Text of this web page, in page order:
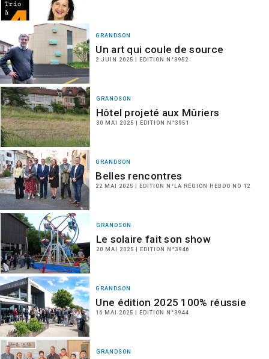
GRANDSON
Un art qui coule de source
2 JUIN 2025 | EDITION N°3952
GRANDSON
Hôtel projeté aux Mûriers
30 MAI 2025 | EDITION N°3951
GRANDSON
Belles rencontres
22 MAI 2025 | EDITION N°LA RÉGION HEBDO NO 12
GRANDSON
Le solaire fait son show
20 MAI 2025 | EDITION N°3946
GRANDSON
Une édition 2025 100% réussie
16 MAI 2025 | EDITION N°3944
GRANDSON